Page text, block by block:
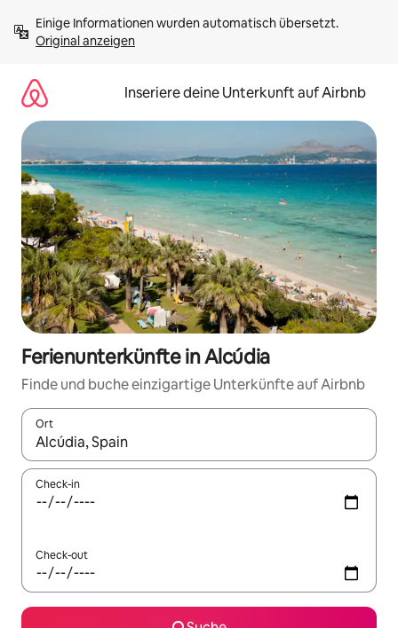
Inhalten
springenOriginal anzeigen
Inseriere deine Unterkunft auf Airbnb
Ferienunterkünfte in Alcúdia
Finde und buche einzigartige Unterkünfte auf Airbnb
Ort
Wenn Ergebnisse verfügbar sind, navigiere mit den
Check-in
Check-out